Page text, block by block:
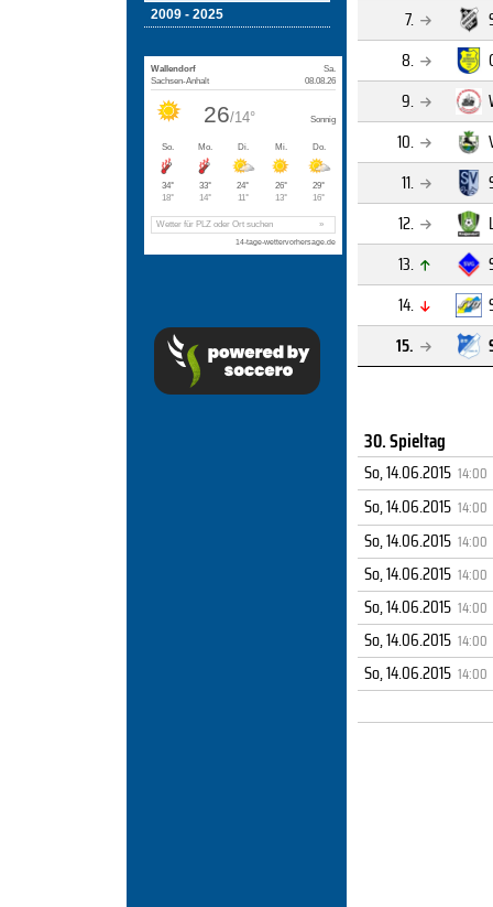
2009 - 2025
7.
8.
9.
10.
11.
12.
13.
14.
15.
30. Spieltag
So, 14.06.2015 14:00
So, 14.06.2015 14:00
So, 14.06.2015 14:00
So, 14.06.2015 14:00
So, 14.06.2015 14:00
So, 14.06.2015 14:00
So, 14.06.2015 14:00